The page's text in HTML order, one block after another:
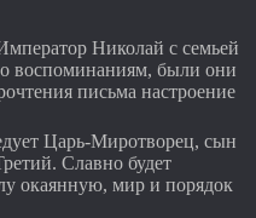
Николай с семьей
воспоминаниям, были они
письма настроение
Царь-Миротворец, сын
Славно будет
окаянную, мир и порядок